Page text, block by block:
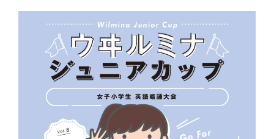
制服紹介
情報公開
ムービーギャラリー
カリキュラム
高等学校
学科・コース
カリキュラム
進路指導・進学実績
進路指導・進学実績
中学進路指導
入試案内
入試案内
卒業生の方へ